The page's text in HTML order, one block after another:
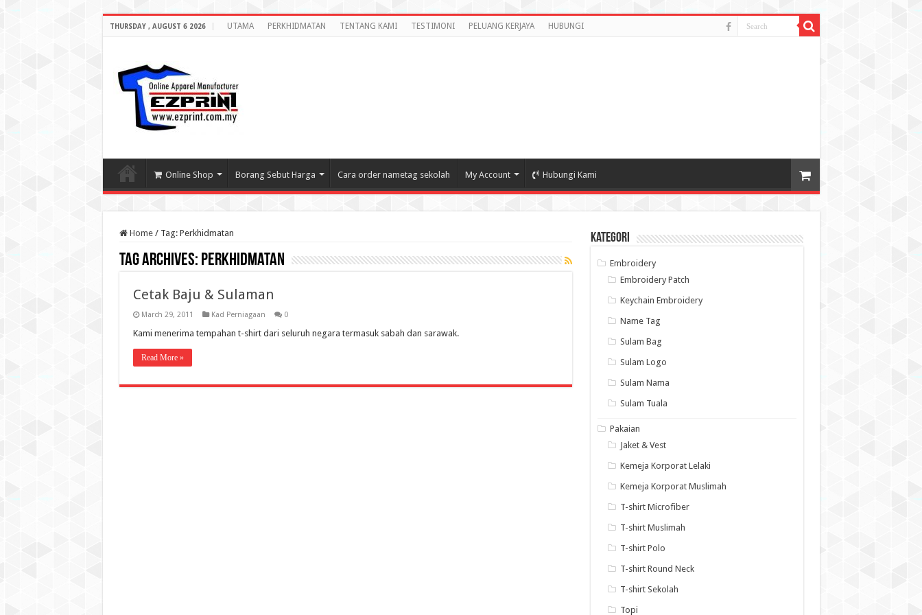
THURSDAY , AUGUST 6 2026 UTAMA PERKHIDMATAN TENTANG KAMI TESTIMONI PELUANG KERJAYA HUBUNGI
Online Shop Borang Sebut Harga Cara order nametag sekolah My Account Hubungi Kami
Home / Tag: Perkhidmatan
Tag Archives: Perkhidmatan
Cetak Baju & Sulaman
March 29, 2011 Kad Perniagaan 0
Kami menerima tempahan t-shirt dari seluruh negara termasuk sabah dan sarawak.
Read More »
Kategori
Embroidery
Embroidery Patch
Keychain Embroidery
Name Tag
Sulam Bag
Sulam Logo
Sulam Nama
Sulam Tuala
Pakaian
Jaket & Vest
Kemeja Korporat Lelaki
Kemeja Korporat Muslimah
T-shirt Microfiber
T-shirt Muslimah
T-shirt Polo
T-shirt Round Neck
T-shirt Sekolah
Topi